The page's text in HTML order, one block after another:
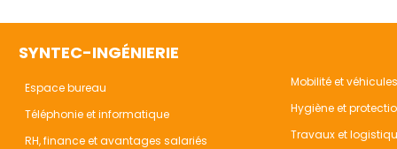
SYNTEC-INGÉNIERIE
Espace bureau
Téléphonie et informatique
RH, finance et avantages salariés
Mobilité et véhicules
Hygiène et
Travaux et